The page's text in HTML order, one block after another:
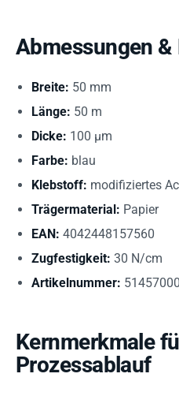
Abmessungen
Breite: 50 mm
Länge: 50 m
Dicke: 100 µm
Farbe: blau
Klebstoff: modifiziertes
Trägermaterial: Papier
EAN: 4042448157560
Zugfestigkeit: 30 N/cm
Artikelnummer:
Kernmerkmale
Prozessablauf